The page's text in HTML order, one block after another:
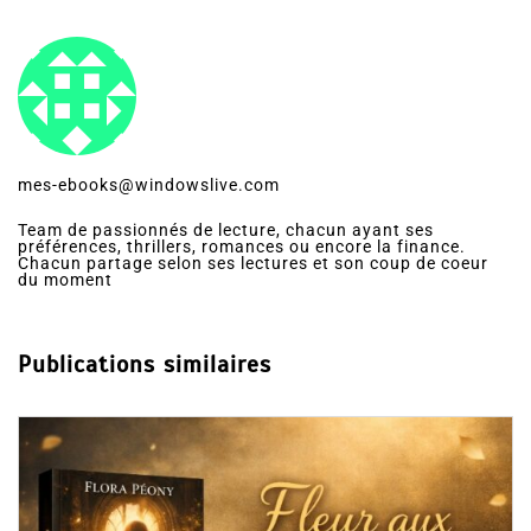
mes-ebooks@windowslive.com
Team de passionnés de lecture, chacun ayant ses
préférences, thrillers, romances ou encore la finance.
Chacun partage selon ses lectures et son coup de coeur
du moment
Publications similaires